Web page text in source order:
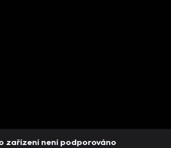
zařízení není podporováno